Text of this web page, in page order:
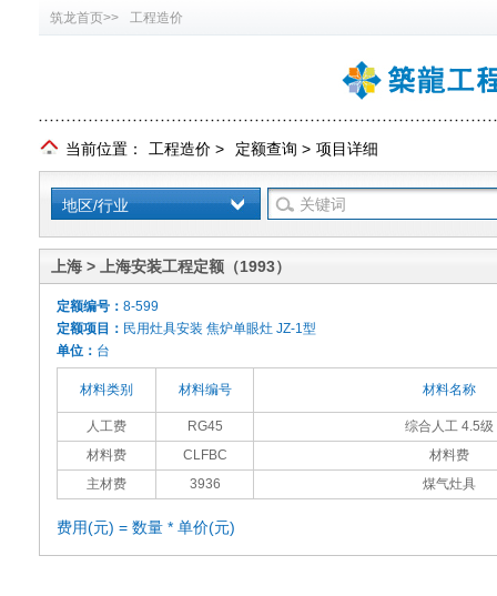
筑龙首页>> 工程造价
当前位置： 工程造价 > 定额查询 > 项目详细
地区/行业
上海 > 上海安装工程定额（1993）
定额编号： 8-599
定额项目： 民用灶具安装 焦炉单眼灶 JZ-1型
单位： 台
材料类别 材料编号 材料名称
人工费 RG45
综合人工 4.5级
材料费
CLFBC
材料费
主材费
3936 煤气灶具
费用(元) = 数量 * 单价(元)